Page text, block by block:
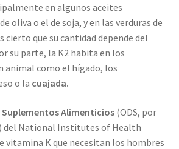
en algunos aceites
oliva o el de soja, y en las verduras de
cierto que su cantidad depende del
su parte, la K2 habita en los
animal como el hígado, los
o la cuajada.
Suplementos Alimenticios (ODS, por
del National Institutes of Health
vitamina K que necesitan los hombres